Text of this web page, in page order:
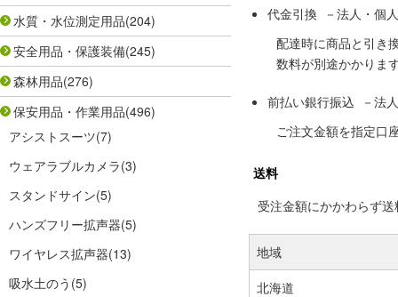
水質・水位測定用品(204)
安全用品・保護装備(245)
森林用品(276)
保安用品・作業用品(496)
アシストスーツ(7)
ウェアラブルカメラ(3)
スタンドサイン(5)
ハンズフリー拡声器(5)
ワイヤレス拡声器(13)
吸水土のう (5)
代金引換 －法人・個
配達時に商品と引き
数料が別途かかりま
前払い銀行振込 －法
ご注文金額を指定口
送料
受注金額にかかわらず
地域
北海道